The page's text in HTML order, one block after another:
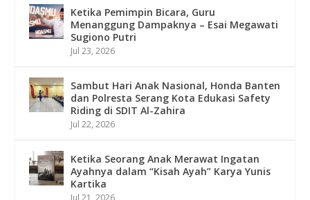
Ketika Pemimpin Bicara, Guru
Menanggung Dampaknya – Esai Megawati
Sugiono Putri
Jul 23, 2026
Sambut Hari Anak Nasional, Honda Banten
dan Polresta Serang Kota Edukasi Safety
Riding di SDIT Al-Zahira
Jul 22, 2026
Ketika Seorang Anak Merawat Ingatan
Ayahnya dalam “Kisah Ayah” Karya Yunis
Kartika